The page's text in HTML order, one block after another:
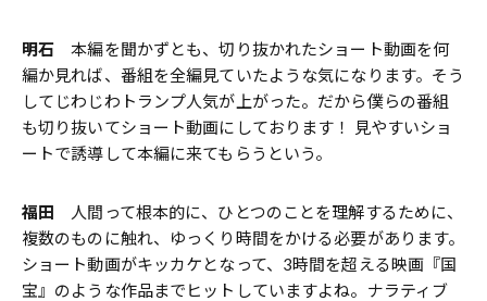
明石 本編を聞かずとも、切り抜かれたショート動画を何
編か見れば、番組を全編見ていたような気になります。そう
してじわじわトランプ人気が上がった。だから僕らの番組
も切り抜いてショート動画にしております！ 見やすいショ
ートで誘導して本編に来てもらうという。
福田 人間って根本的に、ひとつのことを理解するために、
複数のものに触れ、ゆっくり時間をかける必要があります。
ショート動画がキッカケとなって、3時間を超える映画『国
宝』のような作品までヒットしていますよね。ナラティブ